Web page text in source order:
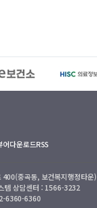
어다운로드RSS
중곡동, 보건복지행정타운)
템 상담센터 : 1566-3232
6360-6360